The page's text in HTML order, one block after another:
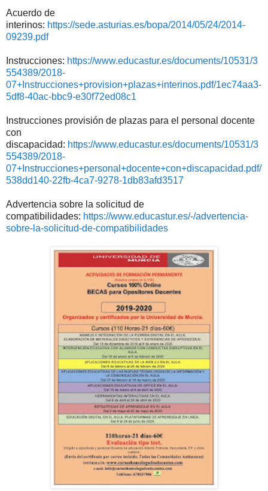
Acuerdo de
interinos: https://sede.asturias.es/bopa/2014/05/24/2014-
09239.pdf
Instrucciones: https://www.educastur.es/documents/10531/3
554389/2018-
07+Instrucciones+provision+plazas+interinos.pdf/1ec74aa3-
5df8-40ac-bbc9-e30f72ed08c1
Instrucciones provisión de plazas para el personal docente
con
discapacidad: https://www.educastur.es/documents/10531/3
554389/2018-
07+Instrucciones+personal+docente+con+discapacidad.pdf/
538dd140-22fb-4ca7-9278-1db83afd3517
Advertencia sobre la solicitud de
compatibilidades: https://www.educastur.es/-/advertencia-
sobre-la-solicitud-de-compatibilidades